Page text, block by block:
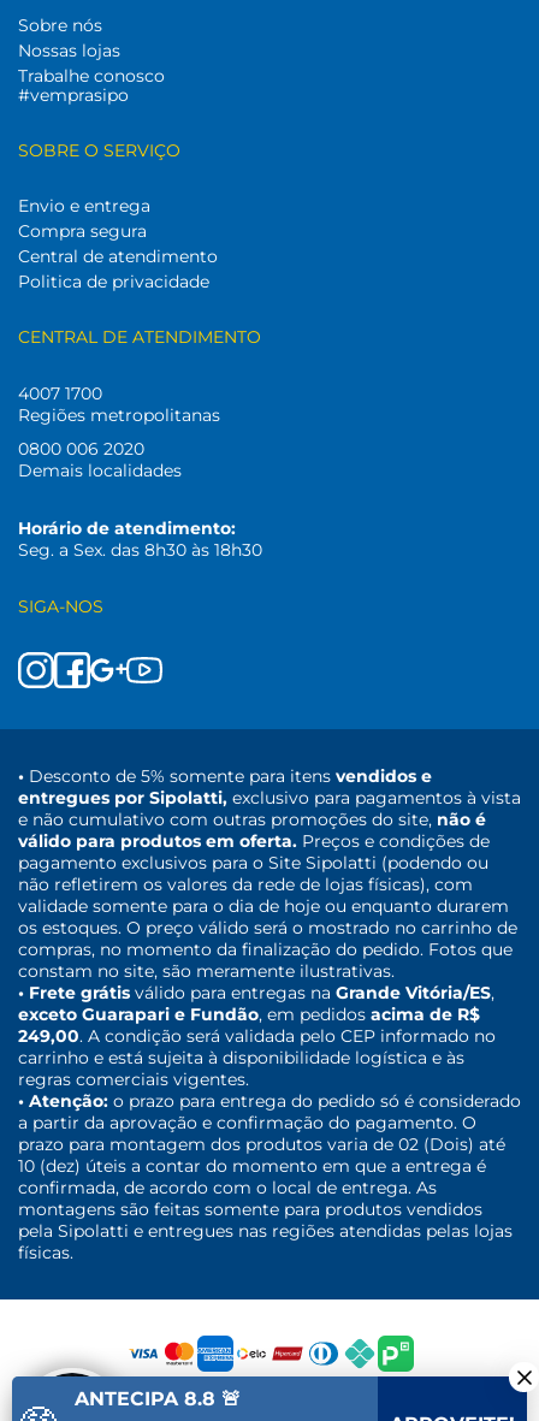
Sobre nós
Nossas lojas
Trabalhe conosco
#vemprasipo
SOBRE O SERVIÇO
Envio e entrega
Compra segura
Central de atendimento
Politica de privacidade
CENTRAL DE ATENDIMENTO
4007 1700
Regiões metropolitanas
0800 006 2020
Demais localidades
Horário de atendimento:
Seg. a Sex. das 8h30 às 18h30
SIGA-NOS
• Desconto de 5% somente para itens vendidos e
entregues por Sipolatti, exclusivo para pagamentos à vista
e não cumulativo com outras promoções do site, não é
válido para produtos em oferta. Preços e condições de
pagamento exclusivos para o Site Sipolatti (podendo ou
não refletirem os valores da rede de lojas físicas), com
validade somente para o dia de hoje ou enquanto durarem
os estoques. O preço válido será o mostrado no carrinho de
compras, no momento da finalização do pedido. Fotos que
constam no site, são meramente ilustrativas.
• Frete grátis válido para entregas na Grande Vitória/ES,
exceto Guarapari e Fundão, em pedidos acima de R$
249,00. A condição será validada pelo CEP informado no
carrinho e está sujeita à disponibilidade logística e às
regras comerciais vigentes.
• Atenção: o prazo para entrega do pedido só é considerado
a partir da aprovação e confirmação do pagamento. O
prazo para montagem dos produtos varia de 02 (Dois) até
10 (dez) úteis a contar do momento em que a entrega é
confirmada, de acordo com o local de entrega. As
montagens são feitas somente para produtos vendidos
pela Sipolatti e entregues nas regiões atendidas pelas lojas
físicas.
ANTECIPA 8.8 🚨